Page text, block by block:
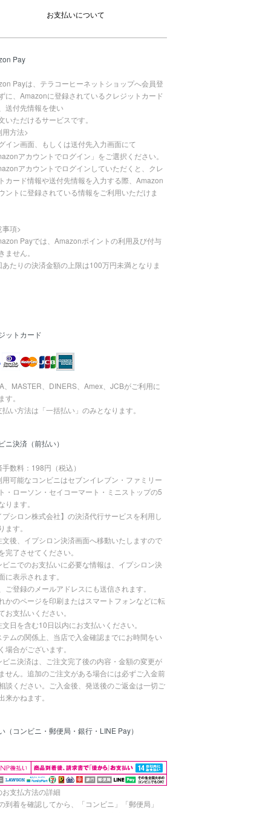
お支払いについて
Pay
Payは、テラコーヒーネットショップへ会員登
に、Amazonに登録されているクレジットカード
送付先情報を使い
いただけるサービスです。
用方法>
イン画面、もしくは送付先入力画面にて
アカウントでログイン」をご選択ください。
アカウントでログインしていただくと、クレ
カード情報や送付先情報を入力する際、Amazon
ントに登録されている情報をご利用いただけま
事項>
Payでは、Amazonポイントの利用及び付与
ません。
あたりの決済金額の上限は100万円未満となりま
ットカード
、MASTER、DINERS、Amex、JCBがご利用に
す。
い方法は「一括払い」のみとなります。
ニ決済（前払い）
数料：198円（税込）
用可能なコンビニはセブンイレブン・ファミリー
・ローソン・セイコーマート・ミニストップの5
ります。
プシロン株式会社】の決済代行サービスを利用し
ます。
文後、イプシロン決済画面へ移動いたしますので
完了させてください。
ビニでのお支払いに必要な情報は、イプシロン決
に表示されます。
ご登録のメールアドレスにも送信されます。
かのページを印刷またはスマートフォンなどに転
お支払いください。
日を含む10日以内にお支払いください。
テムの関係上、当店で入金確認までにお時間をい
場合がございます。
ビニ決済は、ご注文完了後の内容・金額の変更が
せん。追加のご注文がある場合には必ずご入金前
談ください。ご入金後、発送後のご返金は一切ご
来かねます。
（コンビニ・郵便局・銀行・LINE Pay）
お支払方法の詳細
到着を確認してから、「コンビニ」「郵便局」